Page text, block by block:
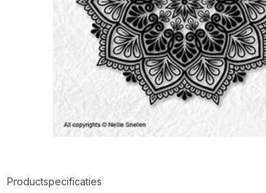
Productspecificaties